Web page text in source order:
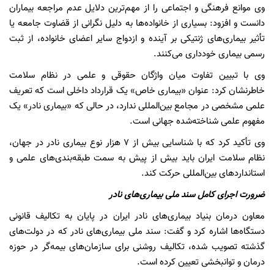
وی موانع فرهنگی و اجتماعی را از مهم‌ترین دلایل عدم مراجعه بیماران
دانست و افزود: بسیاری از خانواده‌ها به دلیل نگرانی از قضاوت جامعه یا
تأثیر بیماری‌های ژنتیکی بر آینده و ازدواج سایر اعضای خانواده، از ثبت
رسمی بیماری خودداری می‌کنند.
وی با تبیین تفاوت میان واژگان حقوقی و علمی در نظام سلامت
خاطرنشان کرد: عنوان «بیماری خاص» یک قرارداد داخلی است که تعریف
علمی مشخصی در مجامع بین‌المللی ندارد، در حالی که «بیماری نادر» یک
مفهوم علمی شناخته‌شده جهانی است.
وی تأکید کرد که با شناسایی بیش از ۷ هزار نوع بیماری نادر در جهان،
نظام سلامت ایران باید بیش از پیش به سمت طبقه‌بندی‌های علمی و
استانداردهای بین‌المللی حرکت کند.
ضرورت اجرای کامل سند ملی بیماری‌های نادر
معاون درمان بنیاد بیماری‌های نادر ایران در پایان به تکالیف قانونی
دستگاه‌ها اشاره کرد و گفت: سند ملی بیماری‌های نادر که در دولت‌های
گذشته تصویب شده، تکالیف روشنی برای سازمان‌های بیمه‌گر در حوزه
درمان و توانبخشی تعیین کرده است.